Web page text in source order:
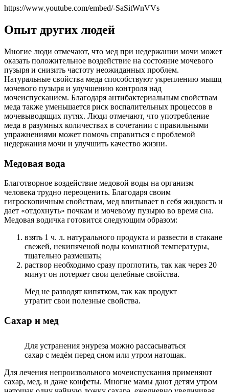
https://www.youtube.com/embed/-SaSitWnVVs
Опыт других людей
Многие люди отмечают, что мед при недержании мочи может
оказать положительное воздействие на состояние мочевого
пузыря и снизить частоту неожиданных проблем.
Натуральные свойства меда способствуют укреплению мышц
мочевого пузыря и улучшению контроля над
мочеиспусканием. Благодаря антибактериальным свойствам
меда также уменьшается риск воспалительных процессов в
мочевыводящих путях. Люди отмечают, что употребление
меда в разумных количествах в сочетании с правильными
упражнениями может помочь справиться с проблемой
недержания мочи и улучшить качество жизни.
Медовая вода
Благотворное воздействие медовой воды на организм
человека трудно переоценить. Благодаря своим
гигроскопичным свойствам, мед впитывает в себя жидкость и
дает «отдохнуть» почкам и мочевому пузырю во время сна.
Медовая водичка готовится следующим образом:
взять 1 ч. л. натурального продукта и развести в стакане
свежей, некипяченой воды комнатной температуры,
тщательно размешать;
раствор необходимо сразу проглотить, так как через 20
минут он потеряет свои целебные свойства.
Мед не разводят кипятком, так как продукт
утратит свои полезные свойства.
Сахар и мед
Для устранения энуреза можно рассасываться
сахар с медём перед сном или утром натощак.
Для лечения непроизвольного мочеиспускания применяют
сахар, мед, и даже конфеты. Многие мамы дают детям утром